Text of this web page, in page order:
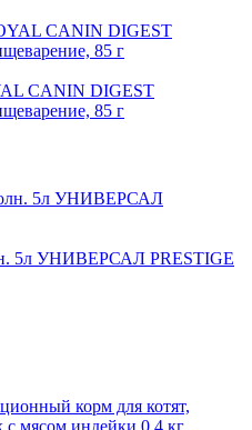
CANIN DIGEST
85 г
УНИВЕРСАЛ PRESTIGE